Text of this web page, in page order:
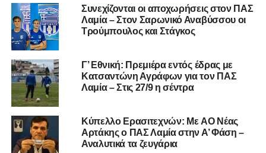
Συνεχίζονται οι αποχωρήσεις στον ΠΑΣ
Λαμία – Στον Σαρωνικό Αναβύσσου οι
Τρούμπουλος και Στάγκος
Γ’ Εθνική: Πρεμιέρα εντός έδρας με
Κατσαντώνη Αγράφων για τον ΠΑΣ
Λαμία – Στις 27/9 η σέντρα
Kύπελλο Ερασιτεχνών: Με AO Nέας
Αρτάκης ο ΠΑΣ Λαμία στην Α’ Φάση –
Αναλυτικά τα ζευγάρια